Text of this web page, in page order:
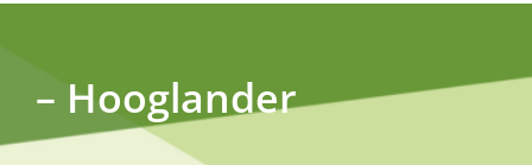
– Hooglander